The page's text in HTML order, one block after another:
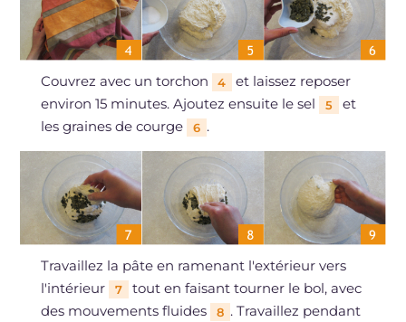
Couvrez avec un torchon 4
et laissez reposer
environ 15 minutes. Ajoutez ensuite le sel
5
et
les graines de courge
6 .
Travaillez la pâte en ramenant l'extérieur vers
l'intérieur
7
tout en faisant tourner le bol, avec
des mouvements fluides
8 . Travaillez pendant